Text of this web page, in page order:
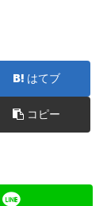
はてブ
コピー